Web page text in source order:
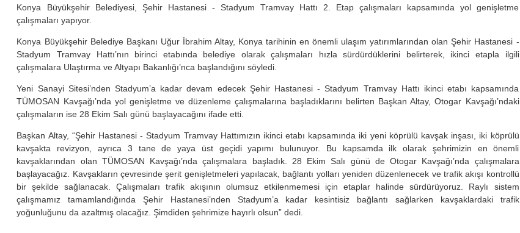
Konya Büyükşehir Belediyesi, Şehir Hastanesi - Stadyum Tramvay Hattı 2. Etap çalışmaları kapsamında yol genişletme
çalışmaları yapıyor.
Konya Büyükşehir Belediye Başkanı Uğur İbrahim Altay, Konya tarihinin en önemli ulaşım yatırımlarından olan Şehir Hastanesi -
Stadyum Tramvay Hattı’nın birinci etabında belediye olarak çalışmaları hızla sürdürdüklerini belirterek, ikinci etapla ilgili
çalışmalara Ulaştırma ve Altyapı Bakanlığı’nca başlandığını söyledi.
Yeni Sanayi Sitesi’nden Stadyum’a kadar devam edecek Şehir Hastanesi - Stadyum Tramvay Hattı ikinci etabı kapsamında
TÜMOSAN Kavşağı’nda yol genişletme ve düzenleme çalışmalarına başladıklarını belirten Başkan Altay, Otogar Kavşağı’ndaki
çalışmaların ise 28 Ekim Salı günü başlayacağını ifade etti.
Başkan Altay, “Şehir Hastanesi - Stadyum Tramvay Hattımızın ikinci etabı kapsamında iki yeni köprülü kavşak inşası, iki köprülü
kavşakta revizyon, ayrıca 3 tane de yaya üst geçidi yapımı bulunuyor. Bu kapsamda ilk olarak şehrimizin en önemli
kavşaklarından olan TÜMOSAN Kavşağı’nda çalışmalara başladık. 28 Ekim Salı günü de Otogar Kavşağı’nda çalışmalara
başlayacağız. Kavşakların çevresinde şerit genişletmeleri yapılacak, bağlantı yolları yeniden düzenlenecek ve trafik akışı kontrollü
bir şekilde sağlanacak. Çalışmaları trafik akışının olumsuz etkilenmemesi için etaplar halinde sürdürüyoruz. Raylı sistem
çalışmamız tamamlandığında Şehir Hastanesi’nden Stadyum’a kadar kesintisiz bağlantı sağlarken kavşaklardaki trafik
yoğunluğunu da azaltmış olacağız. Şimdiden şehrimize hayırlı olsun” dedi.